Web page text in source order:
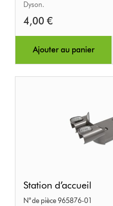
Dyson.
4,00 €
Ajouter au panier
d’accueil
Station d’accueil
N° de pièce 965876-01